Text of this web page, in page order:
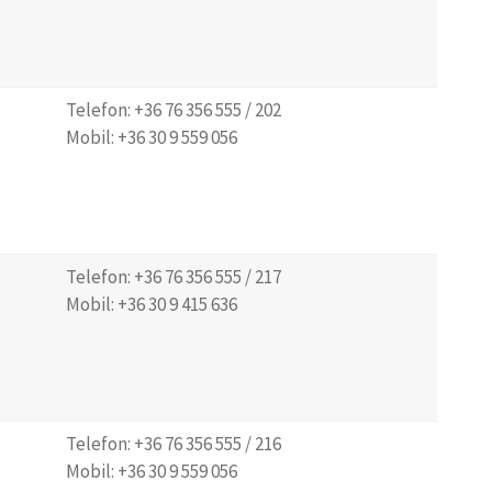
Telefon: +36 76 356 555 / 202
Mobil: +36 30 9 559 056
Telefon: +36 76 356 555 / 217
Mobil: +36 30 9 415 636
Telefon: +36 76 356 555 / 216
Mobil: +36 30 9 559 056